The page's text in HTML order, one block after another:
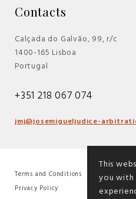
Contacts
Calçada do Galvão, 99, r/c
1400-165 Lisboa
Portugal
+351 218 067 074
jmj@josemigueljudice-
Terms and Conditions
Privacy Policy
This
you with